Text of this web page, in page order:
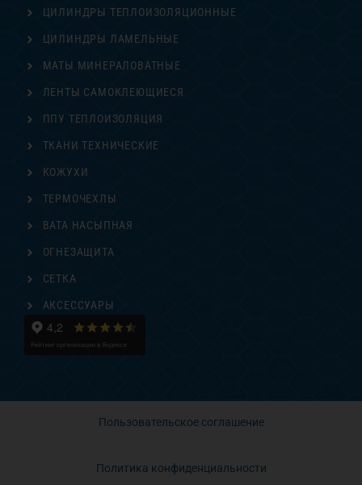
ЦИЛИНДРЫ ТЕПЛОИЗОЛЯЦИОННЫЕ
ЦИЛИНДРЫ ЛАМЕЛЬНЫЕ
МАТЫ МИНЕРАЛОВАТНЫЕ
ЛЕНТЫ САМОКЛЕЮЩИЕСЯ
ППУ ТЕПЛОИЗОЛЯЦИЯ
ТКАНИ ТЕХНИЧЕСКИЕ
КОЖУХИ
ТЕРМОЧЕХЛЫ
ВАТА НАСЫПНАЯ
ОГНЕЗАЩИТА
СЕТКА
АКСЕССУАРЫ
Пользовательское соглашение
Политика конфиденциальности